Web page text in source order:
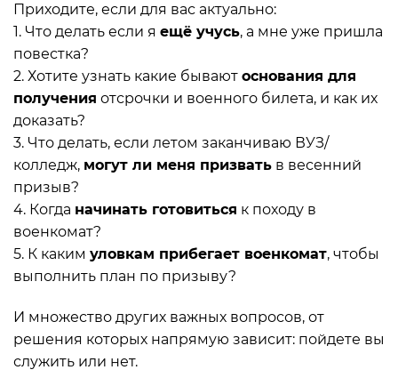
Приходите, если для вас актуально:
1. Что делать если я ещё учусь, а мне уже пришла
повестка?
2. Хотите узнать какие бывают основания для
получения отсрочки и военного билета, и как их
доказать?
3. Что делать, если летом заканчиваю ВУЗ/
колледж, могут ли меня призвать в весенний
призыв?
4. Когда начинать готовиться к походу в
военкомат?
5. К каким уловкам прибегает военкомат, чтобы
выполнить план по призыву?
И множество других важных вопросов, от
решения которых напрямую зависит: пойдете вы
служить или нет.